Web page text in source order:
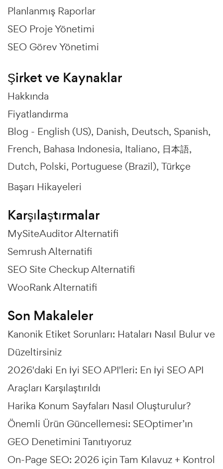
Planlanmış Raporlar
SEO Proje Yönetimi
SEO Görev Yönetimi
Şirket ve Kaynaklar
Hakkında
Fiyatlandırma
Blog - English (US) Danish Deutsch Spanish
French Bahasa Indonesia Italiano 日本語
Dutch Polski Portuguese (Brazil) Türkçe
Başarı Hikayeleri
Karşılaştırmalar
MySiteAuditor Alternatifi
Semrush Alternatifi
SEO Site Checkup Alternatifi
WooRank Alternatifi
Son Makaleler
Kanonik Etiket Sorunları: Hataları Nasıl Bulur ve
Düzeltirsiniz
2026'daki En İyi SEO API'leri: En İyi SEO API
Araçları Karşılaştırıldı
Harika Konum Sayfaları Nasıl Oluşturulur?
Önemli Ürün Güncellemesi: SEOptimer’ın
GEO Denetimini Tanıtıyoruz
On-Page SEO: 2026 için Tam Kılavuz + Kontrol